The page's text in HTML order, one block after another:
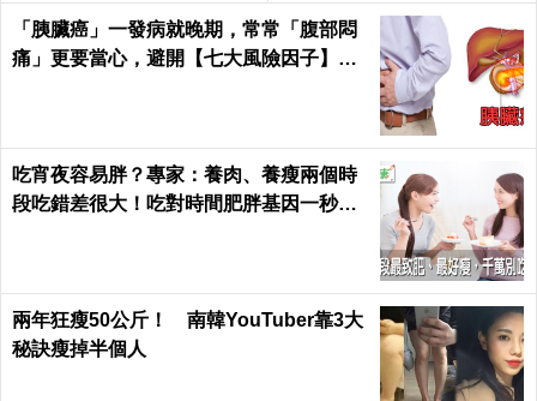
「胰臟癌」一發病就晚期，常常「腹部悶
痛」更要當心，避開【七大風險因子】守
吃宵夜容易胖？專家：養肉、養瘦兩個時
段吃錯差很大！吃對時間肥胖基因一秒關
兩年狂瘦50公斤！ 南韓YouTuber靠3大
秘訣瘦掉半個人